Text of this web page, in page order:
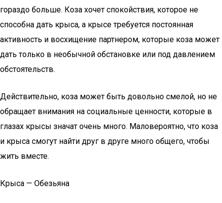
гораздо больше. Коза хочет спокойствия, которое не
способна дать крыса, а крысе требуется постоянная
активность и восхищение партнером, которые коза может
дать только в необычной обстановке или под давлением
обстоятельств.
Действительно, коза может быть довольно смелой, но не
обращает внимания на социальные ценности, которые в
глазах крысы значат очень много. Маловероятно, что коза
и крыса смогут найти друг в друге много общего, чтобы
жить вместе.
Крыса — Обезьяна